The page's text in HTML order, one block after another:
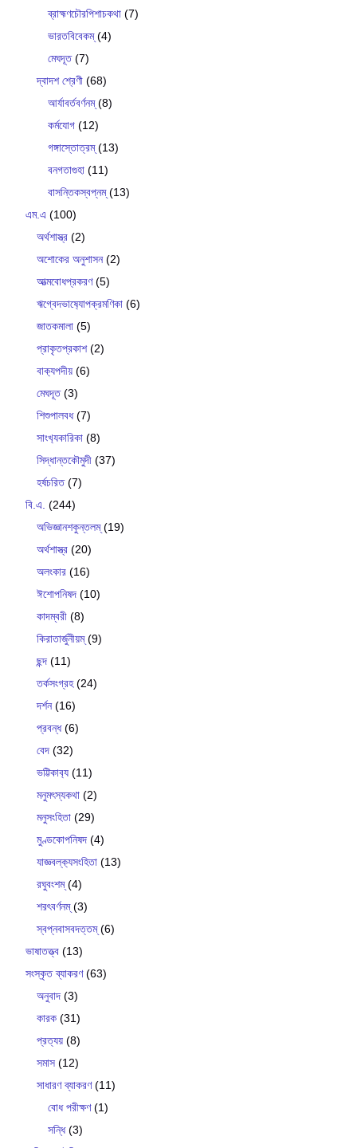
ব্রাহ্মণচৌরপিশাচকথা (7)
ভারতবিবেকম্(4)
মেঘদূত(7)
দ্বাদশ শ্রেণী (68)
আর্যাবর্তবর্ণনম্(8)
কর্মযোগ (12)
গঙ্গাস্তোত্রম্(13)
বনগতাগুহা (11)
বাসন্তিকস্বপ্নম্(13)
এম.এ (100)
অর্থশাস্ত্র (2)
অশোকের অনুশাসন(2)
আত্মবোধপ্রকরণ(5)
ঋগ্বেদভাষ‍্যোপক্রমণিকা (6)
জাতকমালা (5)
প্রাকৃতপ্রকাশ(2)
বাক‍্যপদীয় (6)
মেঘদূত(3)
শিশুপালবধ(7)
সাংখ‍্যকারিকা (8)
সিদ্ধান্তকৌমুদী (37)
হর্ষচরিত(7)
বি.এ. (244)
অভিজ্ঞানশকুন্তলম্(19)
অর্থশাস্ত্র (20)
অলংকার (16)
ঈশোপনিষদ (10)
কাদম্বরী (8)
কিরাতার্জুনীয়ম্(9)
ছন্দ (11)
তর্কসংগ্রহ(24)
দর্শন(16)
প্রবন্ধ(6)
বেদ (32)
ভট্টিকাব‍্য (11)
মনুমৎস্যকথা (2)
মনুসংহিতা (29)
মুণ্ডকোপনিষদ (4)
যাজ্ঞবল্ক‍্যসংহিতা (13)
রঘুবংশম্(4)
শরৎবর্ণনম্(3)
স্বপ্নবাসবদত্তম্(6)
ভাষাতত্ত্ব (13)
সংস্কৃত ব্যাকরণ(63)
অনুবাদ (3)
কারক (31)
প্রত্যয় (8)
সমাস (12)
সাধারণ ব্যাকরণ(11)
বোধ পরীক্ষণ(1)
সন্ধি(3)